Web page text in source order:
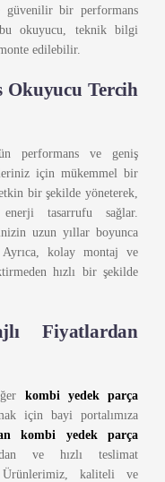
güvenilir bir performans
okuyucu, teknik bilgi
edilebilir.
Okuyucu Tercih
performans ve geniş
için mükemmel bir
etkin bir şekilde yöneterek,
tasarrufu sağlar.
uzun yıllar boyunca
Ayrıca, kolay montaj ve
hızlı bir şekilde
Fiyatlardan
kombi yedek parça
için bayi portalımıza
kombi yedek parça
ve hızlı teslimat
Ürünlerimiz, kaliteli ve